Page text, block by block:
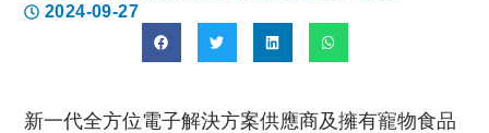
2024-09-27
新一代全方位電子解決方案供應商及擁有寵物食品